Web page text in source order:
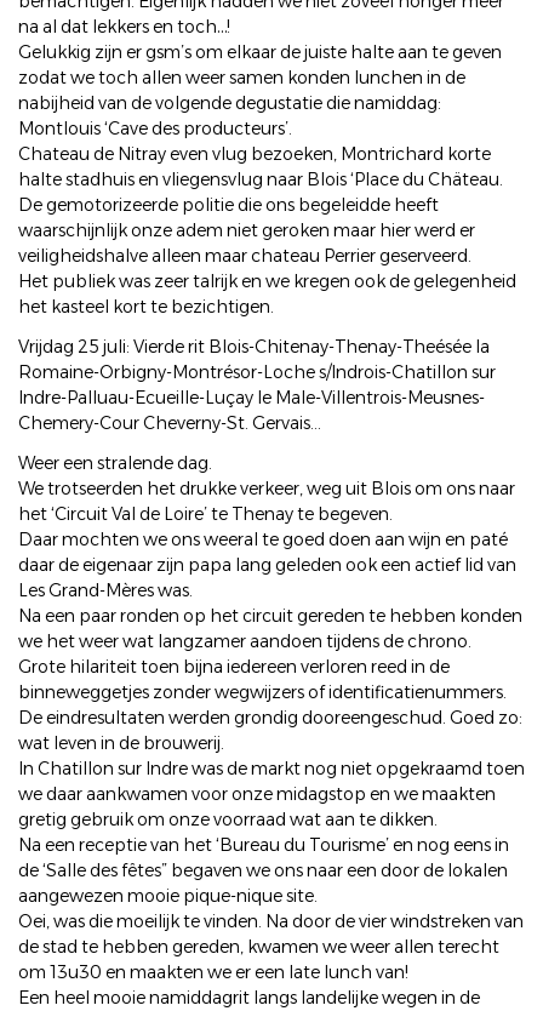
na al dat lekkers en toch…!
Gelukkig zijn er gsm’s om elkaar de juiste halte aan te geven
zodat we toch allen weer samen konden lunchen in de
nabijheid van de volgende degustatie die namiddag:
Montlouis ‘Cave des producteurs’.
Chateau de Nitray even vlug bezoeken, Montrichard korte
halte stadhuis en vliegensvlug naar Blois ‘Place du Chäteau.
De gemotorizeerde politie die ons begeleidde heeft
waarschijnlijk onze adem niet geroken maar hier werd er
veiligheidshalve alleen maar chateau Perrier geserveerd.
Het publiek was zeer talrijk en we kregen ook de gelegenheid
het kasteel kort te bezichtigen.
Vrijdag 25 juli: Vierde rit Blois-Chitenay-Thenay-Theésée la
Romaine-Orbigny-Montrésor-Loche s/Indrois-Chatillon sur
Indre-Palluau-Ecueille-Luçay le Male-Villentrois-Meusnes-
Chemery-Cour Cheverny-St. Gervais...
Weer een stralende dag.
We trotseerden het drukke verkeer, weg uit Blois om ons naar
het ‘Circuit Val de Loire’ te Thenay te begeven.
Daar mochten we ons weeral te goed doen aan wijn en paté
daar de eigenaar zijn papa lang geleden ook een actief lid van
Les Grand-Mères was.
Na een paar ronden op het circuit gereden te hebben konden
we het weer wat langzamer aandoen tijdens de chrono.
Grote hilariteit toen bijna iedereen verloren reed in de
binneweggetjes zonder wegwijzers of identificatienummers.
De eindresultaten werden grondig dooreengeschud. Goed zo:
wat leven in de brouwerij.
In Chatillon sur Indre was de markt nog niet opgekraamd toen
we daar aankwamen voor onze midagstop en we maakten
gretig gebruik om onze voorraad wat aan te dikken.
Na een receptie van het ‘Bureau du Tourisme’ en nog eens in
de ‘Salle des fêtes” begaven we ons naar een door de lokalen
aangewezen mooie pique-nique site.
Oei, was die moeilijk te vinden. Na door de vier windstreken van
de stad te hebben gereden, kwamen we weer allen terecht
om 13u30 en maakten we er een late lunch van!
Een heel mooie namiddagrit langs landelijke wegen in de